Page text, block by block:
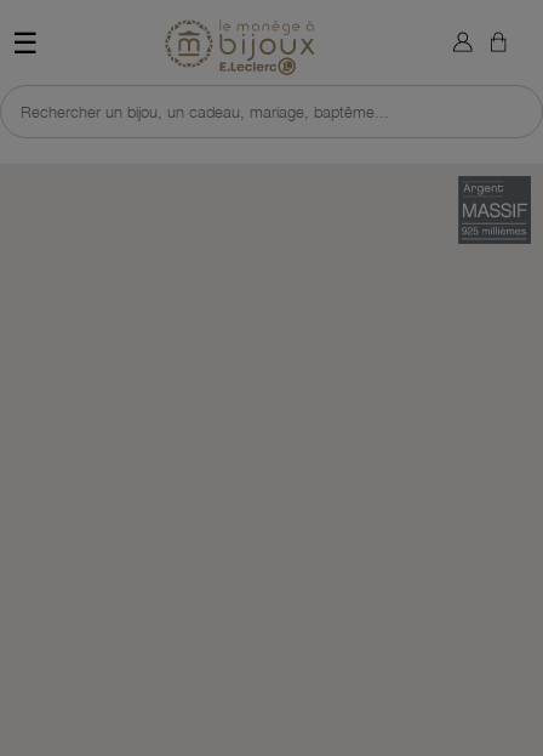
☰ Retour à l'accueil du site
Rechercher un bijou, un cadeau, mariage, baptême...
×